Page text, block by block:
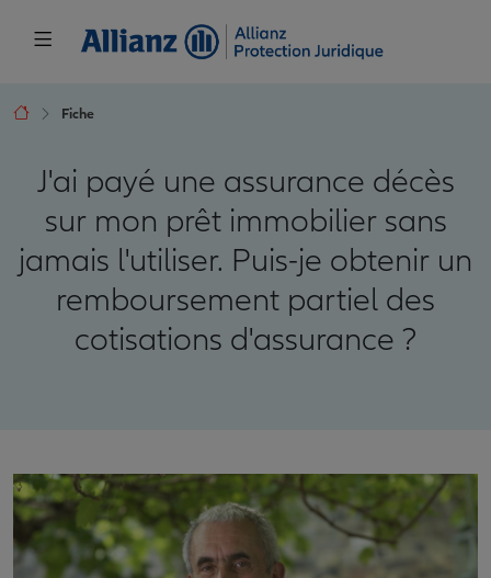
Fiche
J'ai payé une assurance décès
sur mon prêt immobilier sans
jamais l'utiliser. Puis-je obtenir un
remboursement partiel des
cotisations d'assurance ?